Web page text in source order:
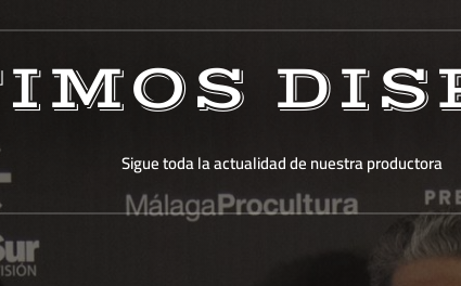
Sigue toda la actualidad de nuestra productora